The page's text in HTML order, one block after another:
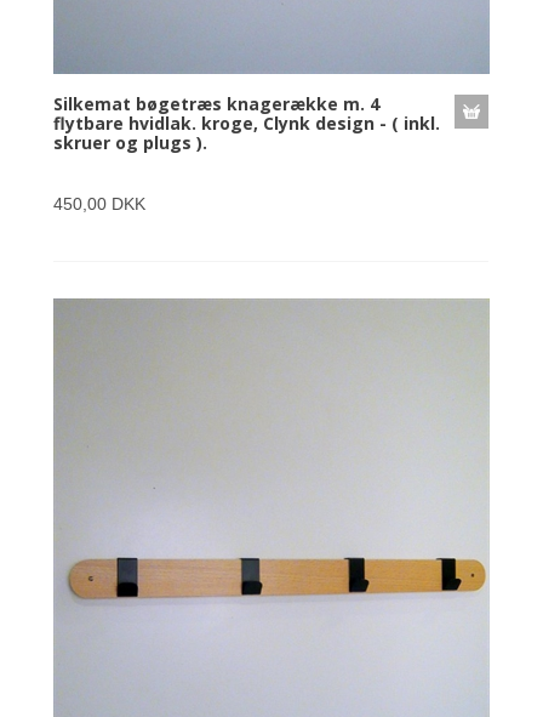
Silkemat bøgetræs knagerække m. 4
flytbare hvidlak. kroge, Clynk design - ( inkl.
skruer og plugs ).
450,00 DKK